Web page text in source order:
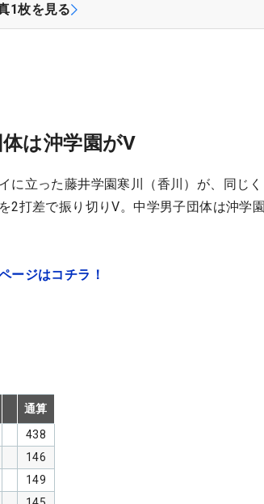
1枚を見る
は沖学園がV
立った藤井学園寒川（香川）が、同じく
2打差で振り切りV。中学男子団体は沖学園
ージはコチラ！
通算
438
146
149